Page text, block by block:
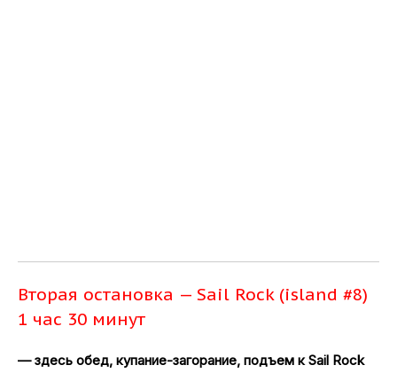
Вторая остановка — Sail Rock (island #8)
1 час 30 минут
— здесь обед, купание-загорание, подъем к Sail Rock